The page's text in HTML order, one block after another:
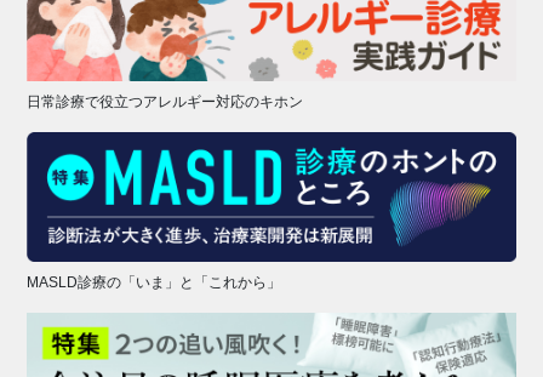
日常診療で役立つアレルギー対応のキホン
MASLD診療の「いま」と「これから」